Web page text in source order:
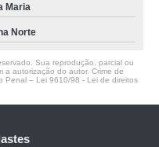
Maria
Norte
Sua reprodução, parcial ou
a autorização do autor. Crime de
Penal – Lei 9610/98 - Lei de direitos